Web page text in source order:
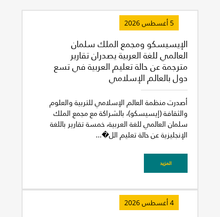
5 أغسطس 2026
الإيسيسكو ومجمع الملك سلمان
العالمي للغة العربية يصدران تقارير
مترجمة عن حالة تعليم العربية في تسع
دول بالعالم الإسلامي
أصدرت منظمة العالم الإسلامي للتربية والعلوم
والثقافة (إيسيسكو)، بالشراكة مع مجمع الملك
سلمان العالمي للغة العربية، خمسة تقارير باللغة
الإنجليزية عن حالة تعليم الل�...
المزيد
4 أغسطس 2026